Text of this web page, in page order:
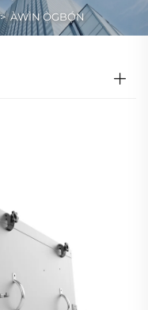
ÀWÌN Ọ̀GBỌ́N